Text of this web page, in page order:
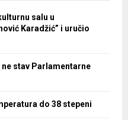
salu u
Karadžić” i uručio
stav Parlamentarne
do 38 stepeni